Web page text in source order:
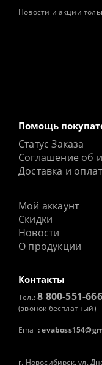
Новости и акции
Помощь
Статус Заказа
Соглашение об
Доставка и
Мой аккаунт
Скидки
Новости
О продукции
Контакты
Тел.:8 800-551-
(звонок бесплатный)
Email:
г. Новосибирск, ул.